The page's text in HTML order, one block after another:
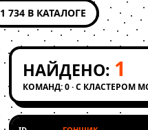
1 734 В КАТАЛОГЕ
НАЙДЕНО: 1
КОМАНД: 0 · С КЛАСТЕРОМ